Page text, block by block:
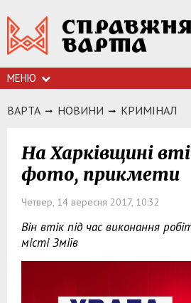
МЕНЮ
ВАРТА НОВИНИ КРИМIНАЛ
На Харківщині
фото, прикмети
Четвер, 14 вересня 2017, 10:32
Він втік під час виконання
місті Зміїв